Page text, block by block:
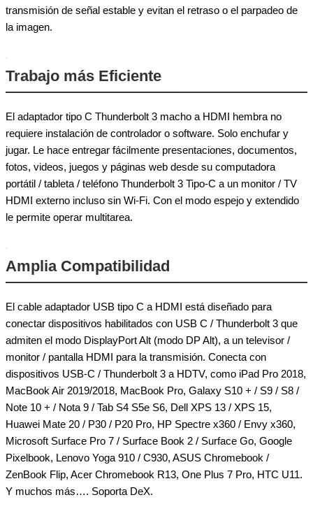
transmisión de señal estable y evitan el retraso o el parpadeo de
la imagen.
Trabajo más Eficiente
El adaptador tipo C Thunderbolt 3 macho a HDMI hembra no
requiere instalación de controlador o software. Solo enchufar y
jugar. Le hace entregar fácilmente presentaciones, documentos,
fotos, videos, juegos y páginas web desde su computadora
portátil / tableta / teléfono Thunderbolt 3 Tipo-C a un monitor / TV
HDMI externo incluso sin Wi-Fi. Con el modo espejo y extendido
le permite operar multitarea.
Amplia Compatibilidad
El cable adaptador USB tipo C a HDMI está diseñado para
conectar dispositivos habilitados con USB C / Thunderbolt 3 que
admiten el modo DisplayPort Alt (modo DP Alt), a un televisor /
monitor / pantalla HDMI para la transmisión. Conecta con
dispositivos USB-C / Thunderbolt 3 a HDTV, como iPad Pro 2018,
MacBook Air 2019/2018, MacBook Pro, Galaxy S10 + / S9 / S8 /
Note 10 + / Nota 9 / Tab S4 S5e S6, Dell XPS 13 / XPS 15,
Huawei Mate 20 / P30 / P20 Pro, HP Spectre x360 / Envy x360,
Microsoft Surface Pro 7 / Surface Book 2 / Surface Go, Google
Pixelbook, Lenovo Yoga 910 / C930, ASUS Chromebook /
ZenBook Flip, Acer Chromebook R13, One Plus 7 Pro, HTC U11.
Y muchos más…. Soporta DeX.